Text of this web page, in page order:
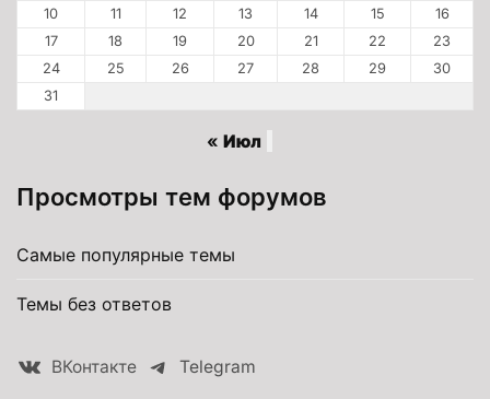
10
11 12 13 14 15
16
17
18 19 20 21 22
23
24
25 26 27 28 29
30
31
« Июл
Просмотры тем форумов
Самые популярные темы
Темы без ответов
ВКонтакте Telegram